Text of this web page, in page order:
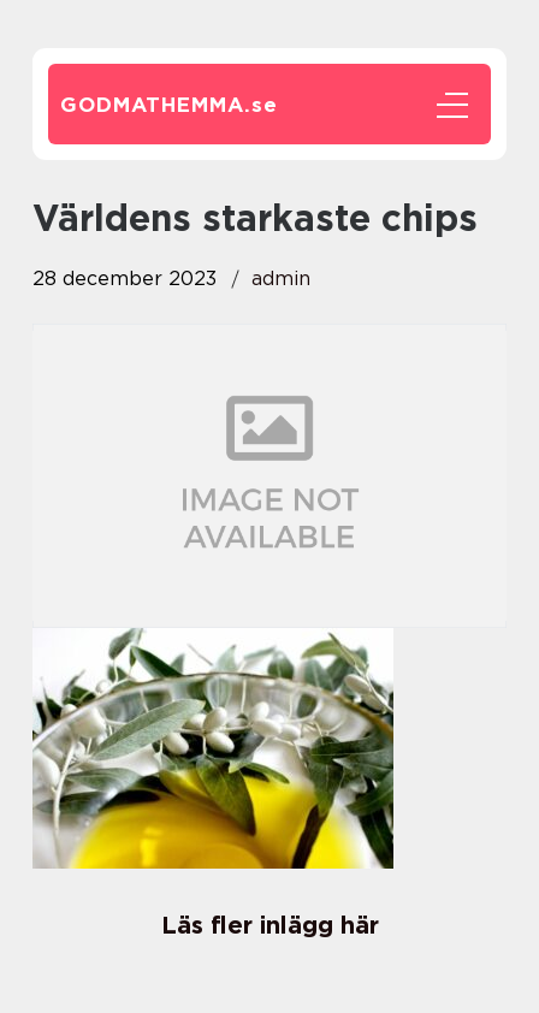
GODMATHEMMA.se
världens starkaste chips
28 december 2023 admin
Läs fler inlägg här